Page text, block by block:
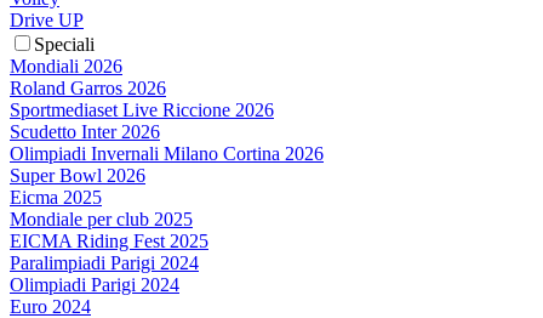
Drive UP
Speciali
Mondiali 2026
Roland Garros 2026
Sportmediaset Live Riccione 2026
Scudetto Inter 2026
Olimpiadi Invernali Milano Cortina 2026
Super Bowl 2026
Eicma 2025
Mondiale per club 2025
EICMA Riding Fest 2025
Paralimpiadi Parigi 2024
Olimpiadi Parigi 2024
Euro 2024